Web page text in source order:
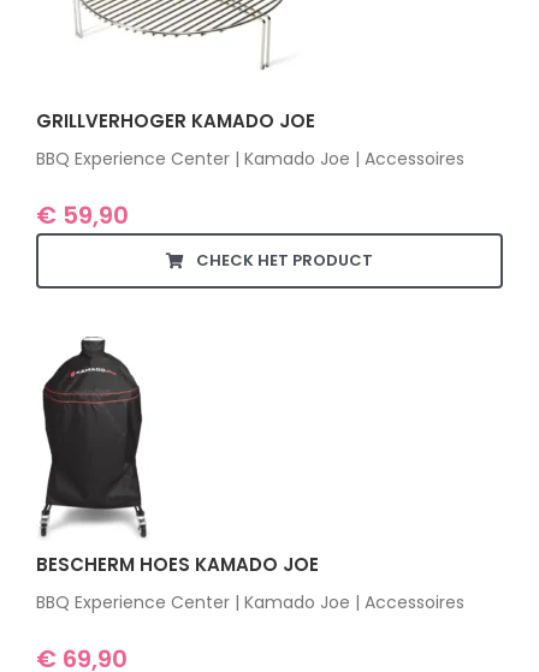
GRILLVERHOGER KAMADO JOE
BBQ Experience Center | Kamado Joe | Accessoires
€59,90
CHECK HET PRODUCT
BESCHERM HOES KAMADO JOE
BBQ Experience Center | Kamado Joe | Accessoires
€69,90